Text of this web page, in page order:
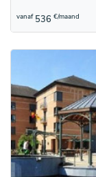
vanaf 536 €/maand